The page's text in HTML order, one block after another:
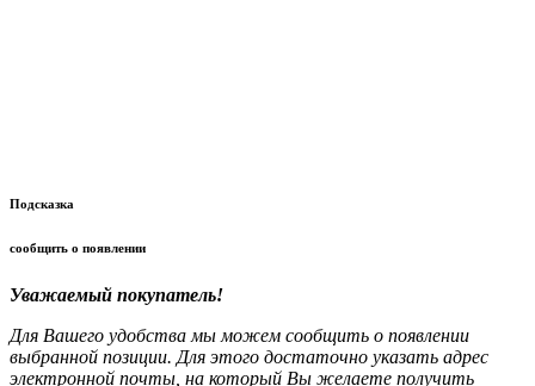
Подсказка
сообщить о появлении
Уважаемый покупатель!
Для Вашего удобства мы можем сообщить о появлении
выбранной позиции. Для этого достаточно указать адрес
электронной почты, на который Вы желаете получить